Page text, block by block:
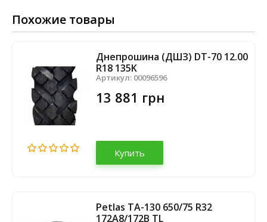
Похожие товары
Днепрошина (ДШЗ) DT-70 12.00
R18 135K
Артикул: 00096596
13 881 грн
Купить
Petlas TA-130 650/75 R32
172A8/172B TL